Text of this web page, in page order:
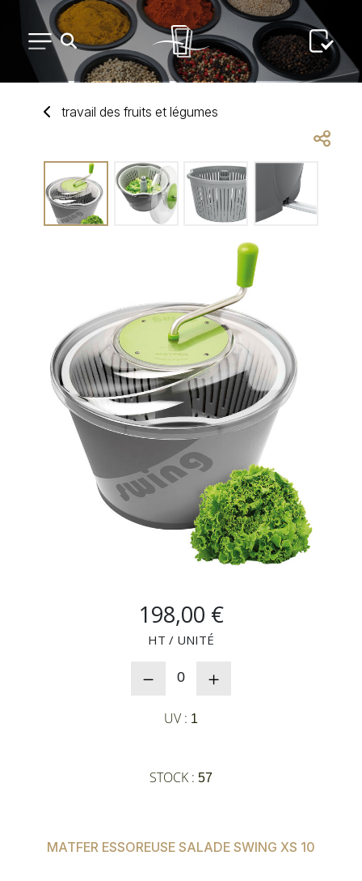
USAGE UNIQUE
MARQUES
NOUVEAUTÉS
MON COMPTE
CONFIGURER LES
CONFIGURATIONS
PORTAIL
travail des fruits et légumes
198,00 €
HT / UNITÉ
0
UV : 1
STOCK : 57
MATFER ESSOREUSE SALADE SWING XS 10